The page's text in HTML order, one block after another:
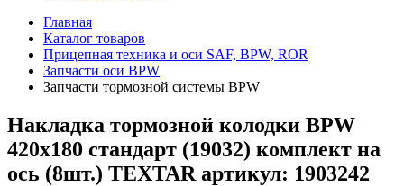
Главная
Каталог товаров
Прицепная техника и оси SAF, BPW, ROR
Запчасти оси BPW
Запчасти тормозной системы BPW
Накладка тормозной колодки BPW
420х180 стандарт (19032) комплект на
ось (8шт.) TEXTAR артикул: 1903242